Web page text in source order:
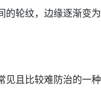
的轮纹，边缘逐渐变
见且比较难防治的一